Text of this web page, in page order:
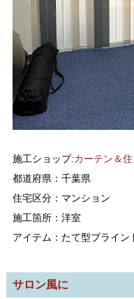
施工ショップ:カーテン＆
都道府県：千葉県
住宅区分：マンション
施工箇所：洋室
アイテム：たて型ブライン
サロン風に